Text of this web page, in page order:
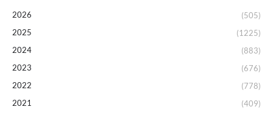
2026
(505)
2025
(1225)
2024
(883)
2023
(676)
2022
(778)
2021
(409)